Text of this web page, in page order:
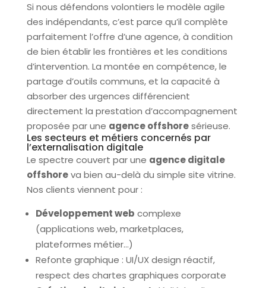
Si nous défendons volontiers le modèle agile
des indépendants, c’est parce qu’il complète
parfaitement l’offre d’une agence, à condition
de bien établir les frontières et les conditions
d’intervention. La montée en compétence, le
partage d’outils communs, et la capacité à
absorber des urgences différencient
directement la prestation d’accompagnement
proposée par une agence offshoresérieuse.
Les secteurs et métiers concernés par
l’externalisation digitale
Le spectre couvert par une agence digitale
offshoreva bien au-delà du simple site vitrine.
Nos clients viennent pour :
Développement web complexe
(applications web, marketplaces,
plateformes métier…)
Refonte graphique : UI/UX design réactif,
respect des chartes graphiques corporate